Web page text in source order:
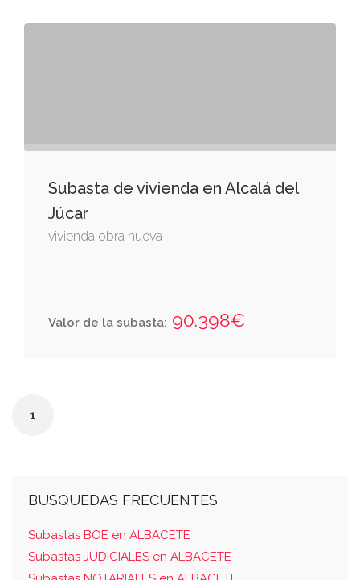
Subasta de vivienda en Alcalá del
Júcar
vivienda obra nueva
Valor de la subasta: 90.398€
1
BUSQUEDAS FRECUENTES
Subastas BOE en ALBACETE
Subastas JUDICIALES en ALBACETE